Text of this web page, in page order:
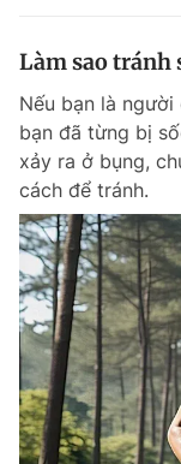
Làm sao tránh
Nếu bạn là
bạn đã từng bị
xảy ra ở bụng,
cách để tránh.